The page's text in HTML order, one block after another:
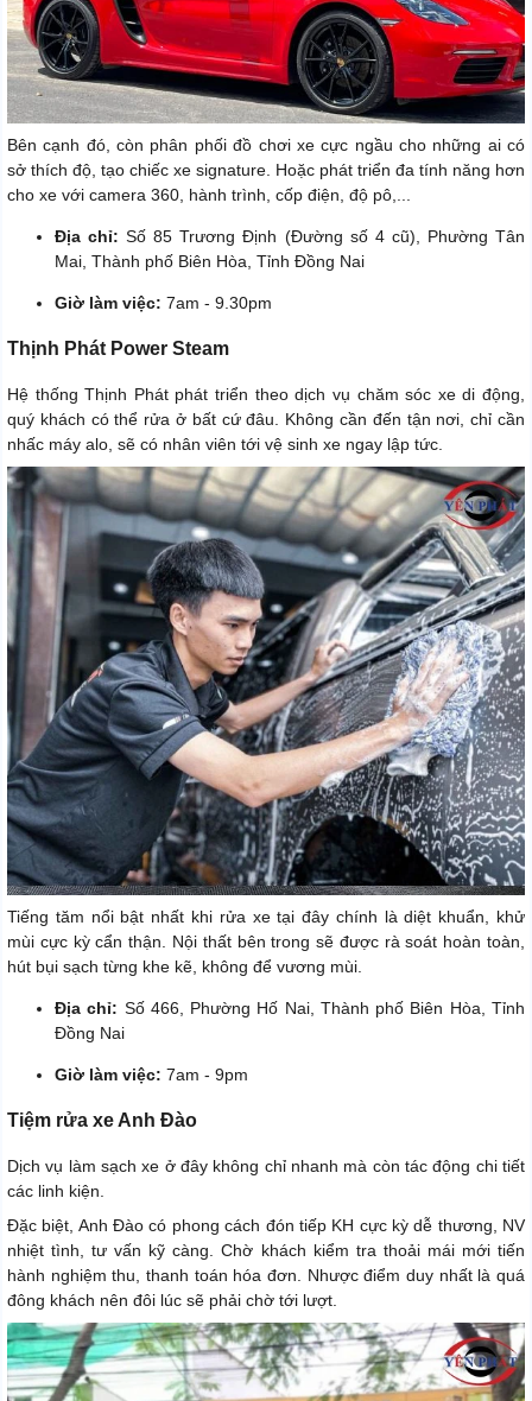
Bên cạnh đó, còn phân phối đồ chơi xe cực ngầu cho những ai có
sở thích độ, tạo chiếc xe signature. Hoặc phát triển đa tính năng hơn
cho xe với camera 360, hành trình, cốp điện, độ pô,...
Địa chỉ: Số 85 Trương Định (Đường số 4 cũ), Phường Tân
Mai, Thành phố Biên Hòa, Tỉnh Đồng Nai
Giờ làm việc: 7am - 9.30pm
Thịnh Phát Power Steam
Hệ thống Thịnh Phát phát triển theo dịch vụ chăm sóc xe di động,
quý khách có thể rửa ở bất cứ đâu. Không cần đến tận nơi, chỉ cần
nhấc máy alo, sẽ có nhân viên tới vệ sinh xe ngay lập tức.
Tiếng tăm nổi bật nhất khi rửa xe tại đây chính là diệt khuẩn, khử
mùi cực kỳ cẩn thận. Nội thất bên trong sẽ được rà soát hoàn toàn,
hút bụi sạch từng khe kẽ, không để vương mùi.
Địa chỉ: Số 466, Phường Hố Nai, Thành phố Biên Hòa, Tỉnh
Đồng Nai
Giờ làm việc: 7am - 9pm
Tiệm rửa xe Anh Đào
Dịch vụ làm sạch xe ở đây không chỉ nhanh mà còn tác động chi tiết
các linh kiện.
Đặc biệt, Anh Đào có phong cách đón tiếp KH cực kỳ dễ thương, NV
nhiệt tình, tư vấn kỹ càng. Chờ khách kiểm tra thoải mái mới tiến
hành nghiệm thu, thanh toán hóa đơn. Nhược điểm duy nhất là quá
đông khách nên đôi lúc sẽ phải chờ tới lượt.